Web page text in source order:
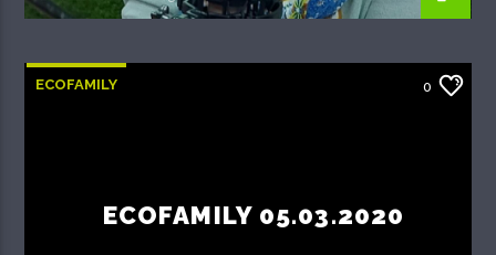
ECOFAMILY 0
ECOFAMILY 05.03.2020